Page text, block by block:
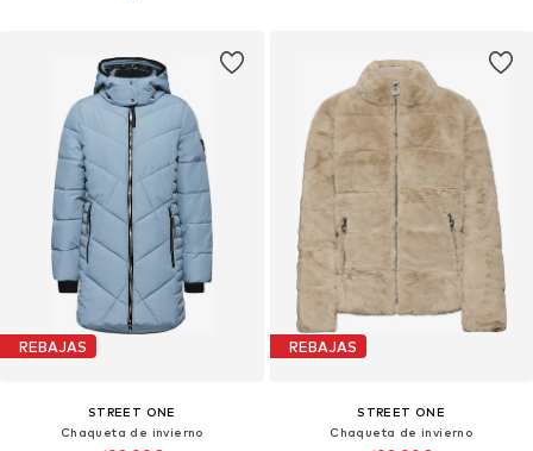
REBAJAS
STREET ONE
Chaqueta de invierno
REBAJAS
STREET ONE
Chaqueta de invierno